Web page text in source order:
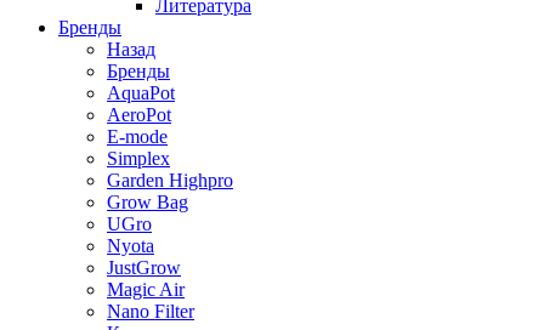
Литература
Бренды
Назад
Бренды
AquaPot
AeroPot
E-mode
Simplex
Garden Highpro
Grow Bag
UGro
Nyota
JustGrow
Magic Air
Nano Filter